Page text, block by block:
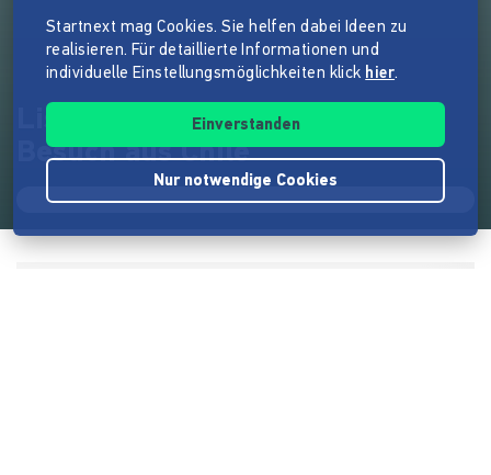
Liselotte Zottelwind bekommt
Besuch aus Chile
Startnext mag Cookies. Sie helfen dabei Ideen zu
realisieren. Für detaillierte Informationen und
individuelle Einstellungsmöglichkeiten klick hier.
Einverstanden
Nur notwendige Cookies